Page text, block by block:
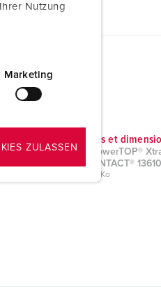
Nutzung
Marketing
ZULASSEN
Schémas et
Fiche PowerTOP®
ErgoCONTACT® 13610
PNG, 186 Ko